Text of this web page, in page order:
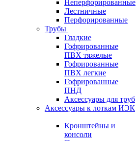
Неперфорированные
Лестничные
Перфорированные
Трубы
Гладкие
Гофрированные
ПВХ тяжелые
Гофрированные
ПВХ легкие
Гофрированные
ПНД
Аксессуары для труб
Аксессуары к лоткам ИЭК
Кронштейны и
консоли